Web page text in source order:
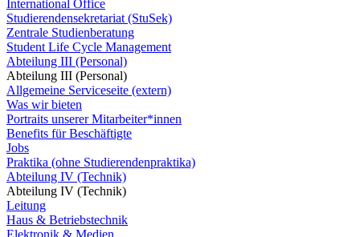
International Office
Studierendensekretariat (StuSek)
Zentrale Studienberatung
Student Life Cycle Management
Abteilung III (Personal)
Abteilung III (Personal)
Allgemeine Serviceseite (extern)
Was wir bieten
Portraits unserer Mitarbeiter*innen
Benefits für Beschäftigte
Jobs
Praktika (ohne Studierendenpraktika)
Abteilung IV (Technik)
Abteilung IV (Technik)
Leitung
Haus & Betriebstechnik
Elektronik & Medien